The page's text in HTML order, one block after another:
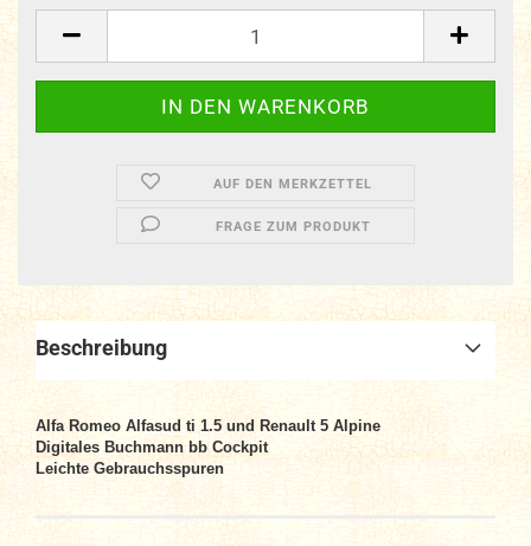
AUF DEN MERKZETTEL
FRAGE ZUM PRODUKT
Beschreibung
Alfa Romeo Alfasud ti 1.5 und Renault 5 Alpine
Digitales Buchmann bb Cockpit
Leichte Gebrauchsspuren